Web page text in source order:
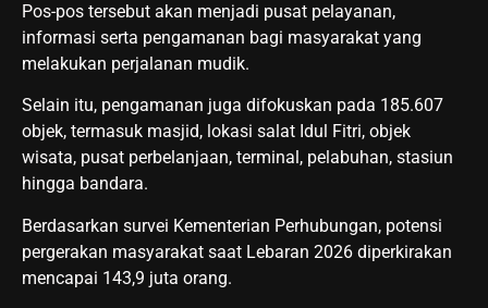
Pos-pos tersebut akan menjadi pusat pelayanan,
informasi serta pengamanan bagi masyarakat yang
melakukan perjalanan mudik.
Selain itu, pengamanan juga difokuskan pada 185.607
objek, termasuk masjid, lokasi salat Idul Fitri, objek
wisata, pusat perbelanjaan, terminal, pelabuhan, stasiun
hingga bandara.
Berdasarkan survei Kementerian Perhubungan, potensi
pergerakan masyarakat saat Lebaran 2026 diperkirakan
mencapai 143,9 juta orang.